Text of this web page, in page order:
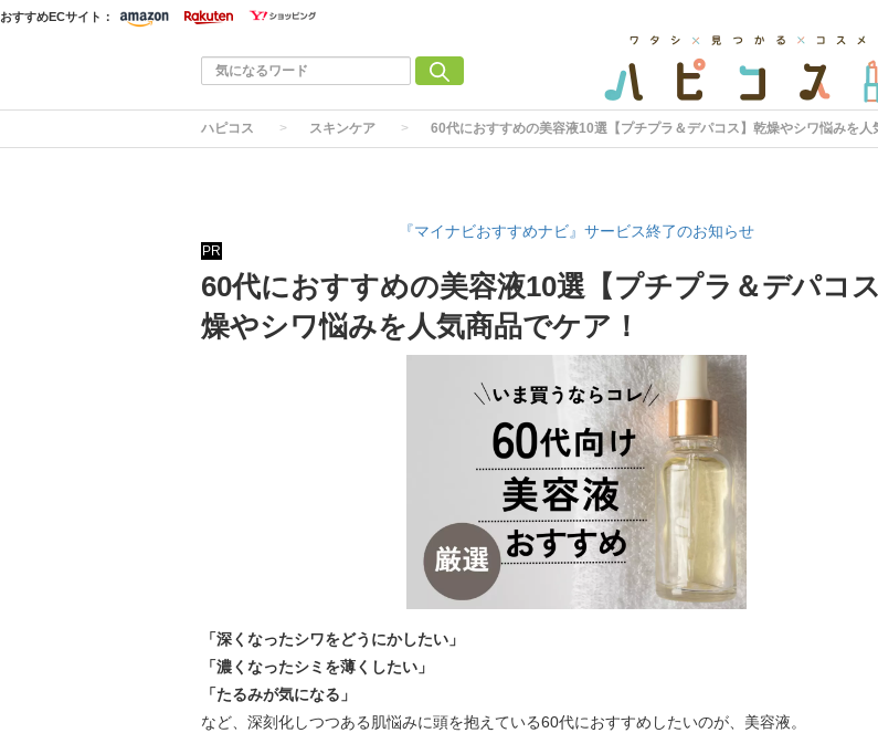
おすすめECサイト：
ハピコス スキンケア 60代におすすめの美容液10選【プチプラ＆デパコス】乾燥やシワ悩みを人
『マイナビおすすめナビ』サービス終了のお知らせ
PR
60代におすすめの美容液10選【プチプラ＆デパコ
燥やシワ悩みを人気商品でケア！
「深くなったシワをどうにかしたい」
「濃くなったシミを薄くしたい」
「たるみが気になる」
など、深刻化しつつある肌悩みに頭を抱えている60代におすすめしたいのが、美容液。